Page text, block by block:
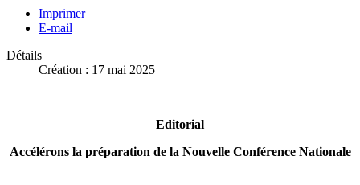
Imprimer
E-mail
Détails
Création : 17 mai 2025
Editorial
Accélérons la préparation de la Nouvelle Conférence Nationale